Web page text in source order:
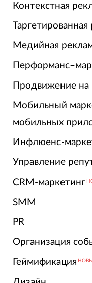
Контекстная
Таргетированная
Медийная
Продвижение на
Мобильный
мобильных
Инфлюенс-
Управление
CRM-маркетинг
SMM
PR
Организация
Геймификация